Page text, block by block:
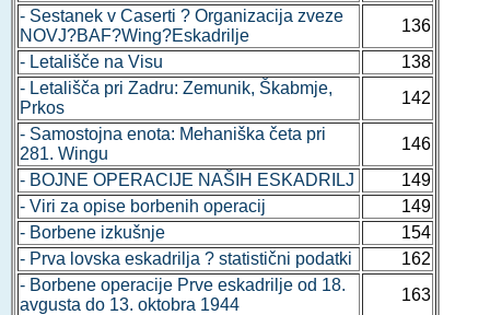
- Sestanek v Caserti ? Organizacija zveze
NOVJ?BAF?Wing?Eskadrilje
136
- Letališče na Visu
138
- Letališča pri Zadru: Zemunik, Škabmje,
Prkos
142
- Samostojna enota: Mehaniška četa pri
281. Wingu
146
- BOJNE OPERACIJE NAŠIH ESKADRILJ
149
- Viri za opise borbenih operacij
149
- Borbene izkušnje
154
- Prva lovska eskadrilja ? statistični podatki
162
- Borbene operacije Prve eskadrilje od 18.
avgusta do 13. oktobra 1944
163